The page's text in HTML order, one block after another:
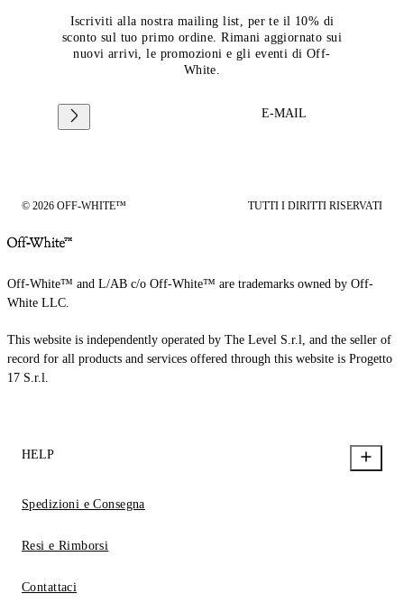
Iscriviti alla nostra mailing list, per te il 10% di
sconto sul tuo primo ordine. Rimani aggiornato sui
nuovi arrivi, le promozioni e gli eventi di Off-
White.
E-MAIL
© 2026 OFF-WHITE™ TUTTI I DIRITTI RISERVATI
Off-White™ and L/AB c/o Off-White™ are trademarks owned by Off-
White LLC.
This website is independently operated by The Level S.r.l, and the seller of
record for all products and services offered through this website is Progetto
17 S.r.l.
HELP
Spedizioni e Consegna
Resi e Rimborsi
Contattaci